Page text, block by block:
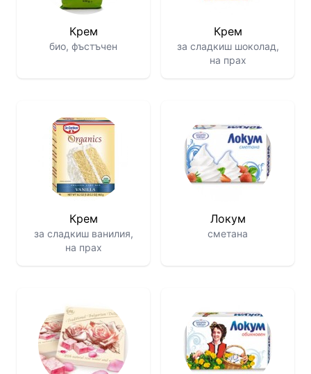
Крем
био, фъстъчен
Крем
за сладкиш шоколад,
на прах
Крем
за сладкиш ванилия,
на прах
Локум
сметана